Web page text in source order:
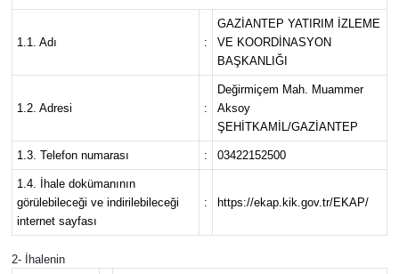
1.1. Adı :
GAZİANTEP YATIRIM İZLEME
VE KOORDİNASYON
BAŞKANLIĞI
1.2. Adresi :
Değirmiçem Mah. Muammer
Aksoy
ŞEHİTKAMİL/GAZİANTEP
1.3. Telefon numarası : 03422152500
1.4. İhale dokümanının
görülebileceği ve indirilebileceği
internet sayfası
: https://ekap.kik.gov.tr/EKAP/
2- İhalenin